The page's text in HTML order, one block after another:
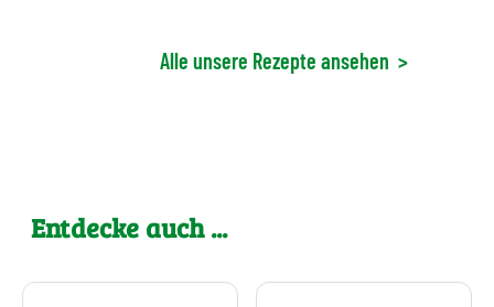
Alle unsere Rezepte ansehen >
Entdecke auch ...